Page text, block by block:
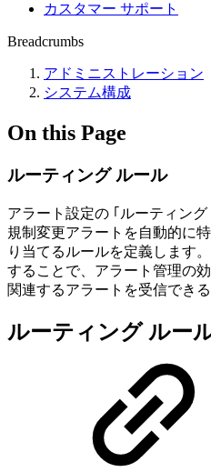
カスタマー サポート
Breadcrumbs
アドミニストレーション
システム構成
On this Page
ルーティング ルール
アラート設定の ｢ルーティン
規制変更アラートを自動的に
り当てるルールを定義します
することで、アラート管理の
関連するアラートを受信でき
ルーティング ルー